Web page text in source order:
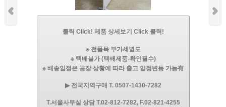
클릭 Click! 제품 상세보기 Click 클릭!
※ 전품목 부가세별도
※ 택배불가 (택배제품-확인필수)
※ 배송일정은 공장 상황에 따라 출고 일정변동 가능有
▶ 전국지역구매 T. 0507-1430-7282
T.서울사무실 상담 T.02-812-7282, F.02-821-4255